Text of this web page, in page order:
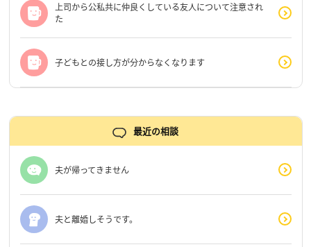
上司から公私共に仲良くしている友人について注意され
た
子どもとの接し方が分からなくなります
最近の相談
夫が帰ってきません
夫と離婚しそうです。